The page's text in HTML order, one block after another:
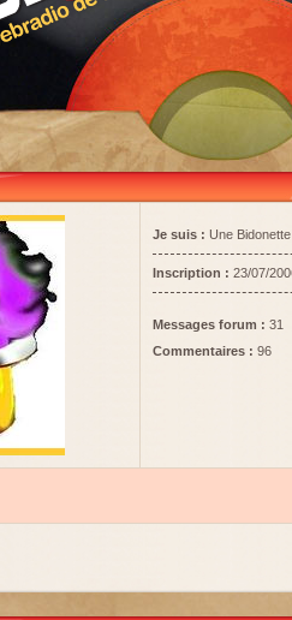
Je suis : Une Bidonette
Inscription : 23/07/
Messages forum : 31
Commentaires : 96